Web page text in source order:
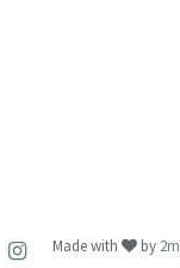
Made with by